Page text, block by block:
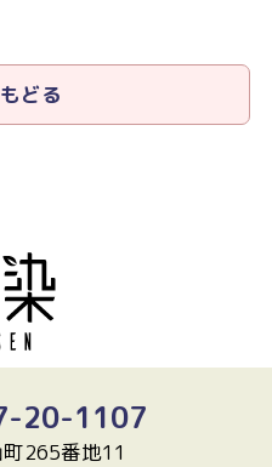
どる
20-1107
265番地11